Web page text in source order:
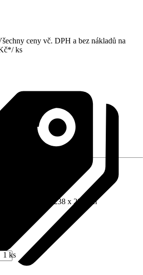
ceny vč. DPH a bez nákladů na
*/ ks
střechy
238 x 299 cm
1 ks